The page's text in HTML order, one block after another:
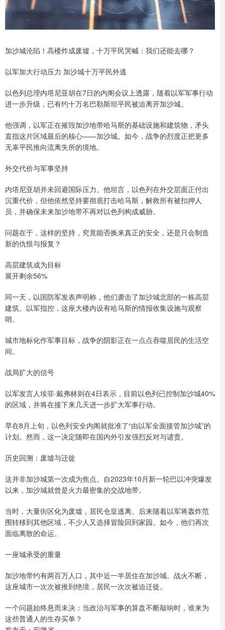
加沙城沦陷！高楼炸成废墟，十万平民哭喊：我们还能去哪？
以军加大行动压力 加沙城十万平民外逃
以色列总理内塔尼亚胡在7日的内阁会议上透露，随着以军军事行动
进一步升级，已有约十万名巴勒斯坦平民被迫离开加沙城。
他强调，以军正在摧毁加沙地带哈马斯的基础设施和建筑物，矛头
直指这片区域最后的核心——加沙城。如今，战争的烈度正把更多
无辜平民推向流离失所的境地。
外交代价与军事坚持
内塔尼亚胡并未回避国际压力。他坦言，以色列在外交层面正付出
沉重代价，但他依然坚持要彻底打击哈马斯，解救所有被扣押人
员，并确保未来加沙地带不再对以色列构成威胁。
问题在于，这样的坚持，究竟能否换来真正的安全，还是只会制造
新的仇恨与报复？
高层建筑成为目标
展开剩余56%
同一天，以国防军发表声明称，他们袭击了加沙城北部的一栋高层
建筑。以军指控，这座大楼内设有哈马斯的情报收集设施与观察
哨。
城市地标化作军事目标，战争的阴影正在一点点吞噬居民的生活空
间。
战局扩大的信号
以军发言人埃菲·戴弗林则在4日表示，目前以色列已控制加沙城40%
的区域，并将在接下来几天进一步扩大军事行动。
早在8月上旬，以色列安全内阁就批准了“由以军全面接管加沙城”的
计划。然而，这一决定随即在国内外引发强烈反对与谴责。
历史回溯：废墟与迁徙
这并非加沙城第一次成为焦点。自2023年10月新一轮巴以冲突爆发
以来，加沙城就曾是火力最密集的交战地带。
当时，大量街区化为废墟，居民仓皇逃离。后来随着以军将轰炸范
围转移到其他区域，不少人又选择冒险回到家园。如今，他们再次
面临离散的命运。
一座城承受的重量
加沙地带约有两百万人口，其中近一半居住在加沙城。战火不断，
这座城市一次次被推到绝境，居民一次次被迫迁徙。
一个问题始终悬而未决：当政治与军事的算盘不断敲响时，谁来为
这些普通人的生存买单？